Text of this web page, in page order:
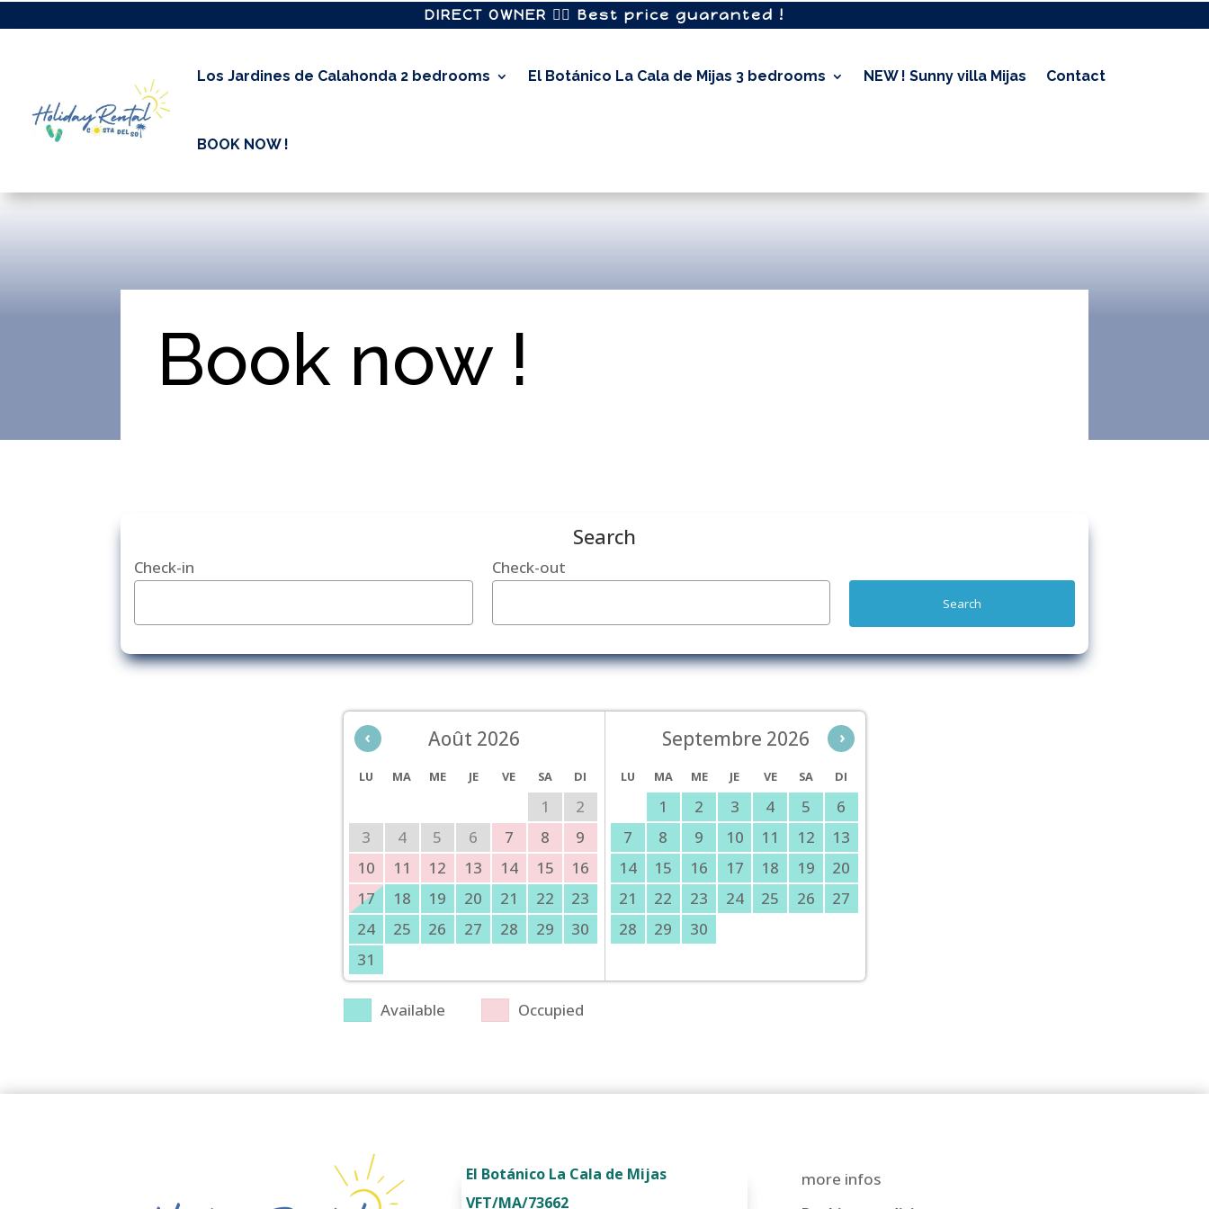
DIRECT OWNER 👉🏼 Best price guaranted !
Los Jardines de Calahonda 2 bedrooms El Botánico La Cala de Mijas 3 bedrooms NEW ! Sunny villa Mijas Contact
BOOK NOW !
Book now !
Search
Check-in Check-out
‹ ›
Août 2026
LU MA ME JE VE SA DI
1
2
3
4 5 6 7 8
9
10
11 12 13 14 15
16
17
18 19 20 21 22
23
24
25 26 27 28 29
30
31
Septembre 2026
LU MA ME JE VE SA DI
1 2 3 4 5
6
7
8 9 10 11 12
13
14
15 16 17 18 19
20
21
22 23 24 25 26
27
28
29 30
Available Occupied
El Botánico La Cala de Mijas
VFT/MA/73662
more infos